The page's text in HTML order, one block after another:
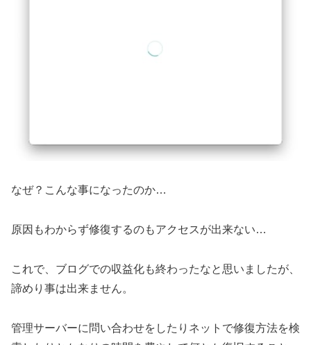
なぜ？こんな事になったのか…
原因もわからず修復するのもアクセスが出来ない…
これで、ブログでの収益化も終わったなと思いましたが、
諦めり事は出来ません。
管理サーバーに問い合わせをしたりネットで修復方法を検